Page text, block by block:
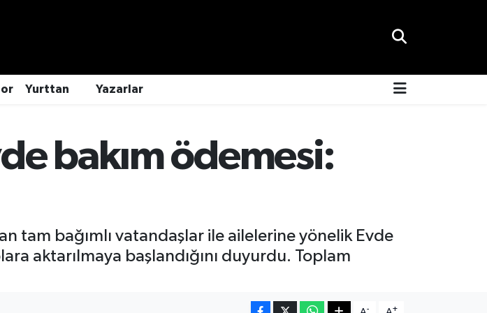
Yurttan Yazarlar
bakım ödemesi:
tam bağımlı vatandaşlar ile ailelerine yönelik Evde
aktarılmaya başlandığını duyurdu. Toplam
- +